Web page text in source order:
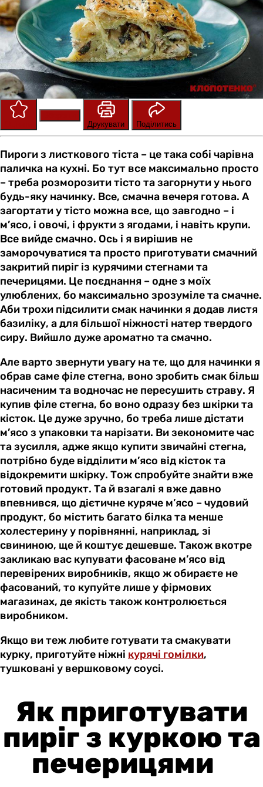
Друкувати
Поділитись
Пироги з листкового тіста – це така собі чарівна
паличка на кухні. Бо тут все максимально просто
– треба розморозити тісто та загорнути у нього
будь-яку начинку. Все, смачна вечеря готова. А
загортати у тісто можна все, що завгодно – і
м’ясо, і овочі, і фрукти з ягодами, і навіть крупи.
Все вийде смачно. Ось і я вирішив не
заморочуватися та просто приготувати смачний
закритий пиріг із курячими стегнами та
печерицями. Це поєднання – одне з моїх
улюблених, бо максимально зрозуміле та смачне.
Аби трохи підсилити смак начинки я додав листя
базиліку, а для більшої ніжності натер твердого
сиру. Вийшло дуже ароматно та смачно.
Але варто звернути увагу на те, що для начинки я
обрав саме філе стегна, воно зробить смак більш
насиченим та водночас не пересушить страву. Я
купив філе стегна, бо воно одразу без шкірки та
кісток. Це дуже зручно, бо треба лише дістати
м’ясо з упаковки та нарізати. Ви зекономите час
та зусилля, адже якщо купити звичайні стегна,
потрібно буде відділити м’ясо від кісток та
відокремити шкірку. Тож спробуйте знайти вже
готовий продукт. Та й взагалі я вже давно
впевнився, що дієтичне куряче м’ясо – чудовий
продукт, бо містить багато білка та менше
холестерину у порівнянні, наприклад, зі
свининою, ще й коштує дешевше. Також вкотре
закликаю вас купувати фасоване м’ясо від
перевірених виробників, якщо ж обираєте не
фасований, то купуйте лише у фірмових
магазинах, де якість також контролюється
виробником.
Якщо ви теж любите готувати та смакувати
курку, приготуйте ніжні курячі гомілки,
тушковані у вершковому соусі.
Як приготувати
пиріг з куркоюта
печерицями